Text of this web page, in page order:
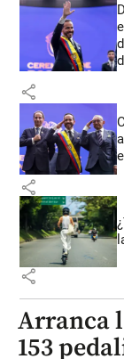
share
share
share
Arranca
153